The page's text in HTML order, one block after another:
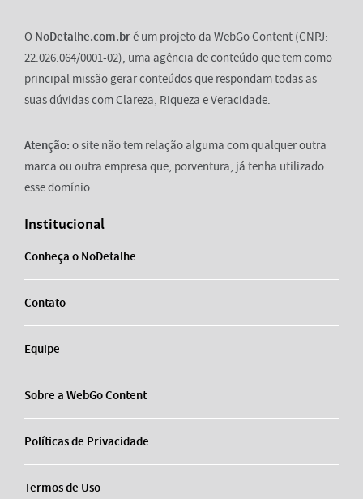
O NoDetalhe.com.bré um projeto da WebGo Content (CNPJ:
22.026.064/0001-02), uma agência de conteúdo que tem como
principal missão gerar conteúdos que respondam todas as
suas dúvidas com Clareza, Riqueza e Veracidade.
Atenção: o site não tem relação alguma com qualquer outra
marca ou outra empresa que, porventura, já tenha utilizado
esse domínio.
Institucional
Conheça o NoDetalhe
Contato
Equipe
Sobre a WebGo Content
Políticas de Privacidade
Termos de Uso